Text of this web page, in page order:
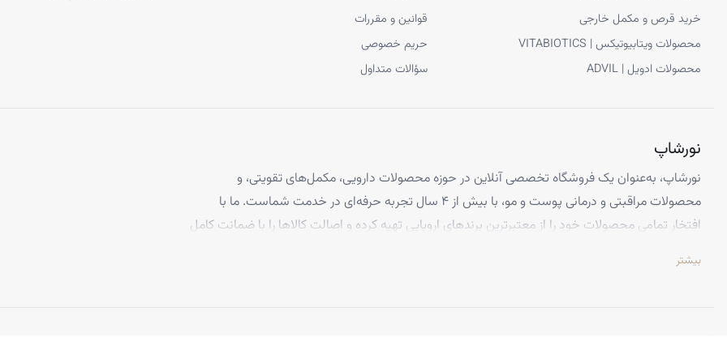
خرید قرص و مکمل خارجی
محصولات ویتابیوتیکس | VITABIOTICS
محصولات ادویل | ADVIL
قوانین و مقررات
حریم خصوصی
سؤالات متداول
نورشاپ
نورشاپ، به‌عنوان یک فروشگاه تخصصی آنلاین در حوزه محصولات دارویی، مکمل‌های تقویتی، و
محصولات مراقبتی و درمانی پوست و مو، با بیش از ۴ سال تجربه حرفه‌ای در خدمت شماست. ما با
افتخار تمامی محصولات خود را از معتبرترین برندهای اروپایی تهیه کرده و اصالت کالاها را با ضمانت کامل
تخصص ما ارائه محصولاتی است که از کیفیت و استانداردهای برتر جهانی برخوردارند، تا بتوانید با
بیشتر